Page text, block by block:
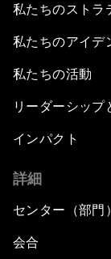
私たちのストラ
私たちのアイデ
私たちの活動
リーダーシップ
インパクト
詳細
センター（部門）
会合